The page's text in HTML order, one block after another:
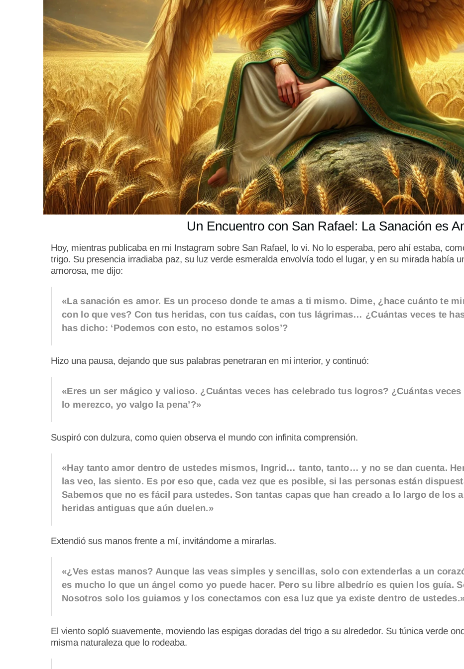
Un Encuentro con San Rafael: La Sanación es
Hoy, mientras publicaba en mi Instagram sobre San Rafael, lo vi. No lo esperaba, pero ahí estaba,
trigo. Su presencia irradiaba paz, su luz verde esmeralda envolvía todo el lugar, y en su mirada había
amorosa, me dijo:
«La sanación es amor. Es un proceso donde te amas a ti mismo. Dime, ¿hace cuánto te
con lo que ves? Con tus heridas, con tus caídas, con tus lágrimas… ¿Cuántas veces te
has dicho: ‘Podemos con esto, no estamos solos’?
Hizo una pausa, dejando que sus palabras penetraran en mi interior, y continuó:
«Eres un ser mágico y valioso. ¿Cuántas veces has celebrado tus logros? ¿Cuántas
lo merezco, yo valgo la pena’?»
Suspiró con dulzura, como quien observa el mundo con infinita comprensión.
«Hay tanto amor dentro de ustedes mismos, Ingrid… tanto, tanto… y no se dan cuenta.
las veo, las siento. Es por eso que, cada vez que es posible, si las personas están
Sabemos que no es fácil para ustedes. Son tantas capas que han creado a lo largo de los
heridas antiguas que aún duelen.»
Extendió sus manos frente a mí, invitándome a mirarlas.
«¿Ves estas manos? Aunque las veas simples y sencillas, solo con extenderlas a un
es mucho lo que un ángel como yo puede hacer. Pero su libre albedrío es quien los guía.
Nosotros solo los guiamos y los conectamos con esa luz que ya existe dentro de
El viento sopló suavemente, moviendo las espigas doradas del trigo a su alrededor. Su túnica verde
misma naturaleza que lo rodeaba.